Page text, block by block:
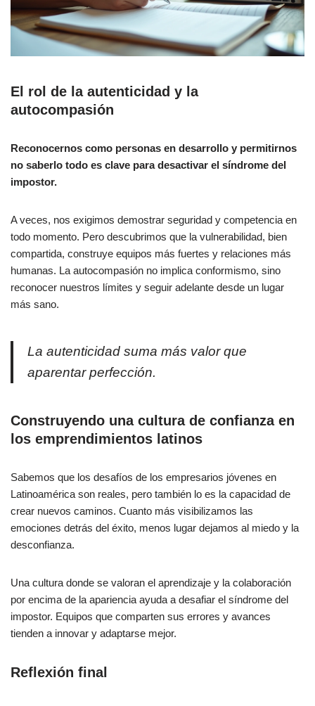
El rol de la autenticidad y la
autocompasión
Reconocernos como personas en desarrollo y permitirnos
no saberlo todo es clave para desactivar el síndrome del
impostor.
A veces, nos exigimos demostrar seguridad y competencia en
todo momento. Pero descubrimos que la vulnerabilidad, bien
compartida, construye equipos más fuertes y relaciones más
humanas. La autocompasión no implica conformismo, sino
reconocer nuestros límites y seguir adelante desde un lugar
más sano.
La autenticidad suma más valor que
aparentar perfección.
Construyendo una cultura de confianza en
los emprendimientos latinos
Sabemos que los desafíos de los empresarios jóvenes en
Latinoamérica son reales, pero también lo es la capacidad de
crear nuevos caminos. Cuanto más visibilizamos las
emociones detrás del éxito, menos lugar dejamos al miedo y la
desconfianza.
Una cultura donde se valoran el aprendizaje y la colaboración
por encima de la apariencia ayuda a desafiar el síndrome del
impostor. Equipos que comparten sus errores y avances
tienden a innovar y adaptarse mejor.
Reflexión final